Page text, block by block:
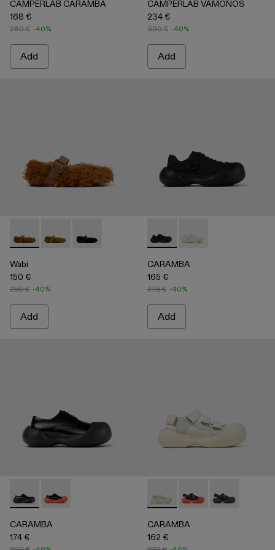
CAMPERLAB CARAMBA
168 €
280 € -40%
Add
CAMPERLAB VAMONOS
234 €
390 € -40%
Add
Wabi - A500036-002 - Brown recycled PET Mary Janes
Wabi - A500036-003
Wabi - A500036-001
Wabi
150 €
250 € -40%
Add
CARAMBA - A500051-001 -
CARAMBA -
CARAMBA
165 €
275 € -40%
Add
CARAMBA - A500052-001 - BLACK
CARAMBA - A500052-004
CARAMBA
174 €
CARAMBA - A500053-004
CARAMBA -CARAMBA -
CARAMBA
162 €